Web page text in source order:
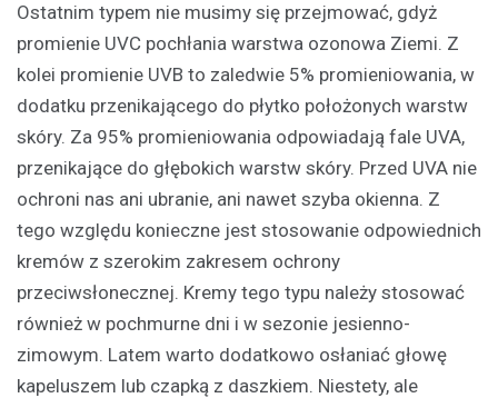
Ostatnim typem nie musimy się przejmować, gdyż
promienie UVC pochłania warstwa ozonowa Ziemi. Z
kolei promienie UVB to zaledwie 5% promieniowania, w
dodatku przenikającego do płytko położonych warstw
skóry. Za 95% promieniowania odpowiadają fale UVA,
przenikające do głębokich warstw skóry. Przed UVA nie
ochroni nas ani ubranie, ani nawet szyba okienna. Z
tego względu konieczne jest stosowanie odpowiednich
kremów z szerokim zakresem ochrony
przeciwsłonecznej. Kremy tego typu należy stosować
również w pochmurne dni i w sezonie jesienno-
zimowym. Latem warto dodatkowo osłaniać głowę
kapeluszem lub czapką z daszkiem. Niestety, ale